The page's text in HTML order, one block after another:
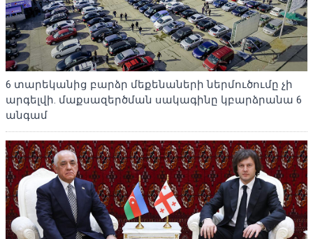
6 տարեկանից բարձր մեքենաների ներմուծումը չի
արգելվի. մաքսազերծման սակագինը կբարձրանա 6
անգամ